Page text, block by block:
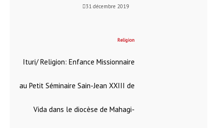
31 décembre 2019
Religion
Ituri/ Religion: Enfance Missionnaire
au Petit Séminaire Sain-Jean XXIII de
Vida dans le diocèse de Mahagi-